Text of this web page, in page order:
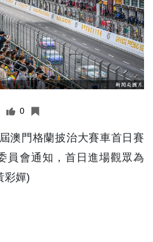
0
澳門格蘭披治大賽車首日賽
員會通知，首日進場觀眾為
彩嬋)